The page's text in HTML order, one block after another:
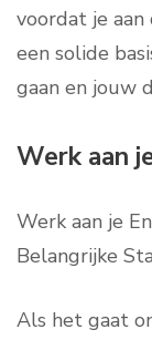
voordat je
een solide
gaan en jouw
Werk aan
Werk aan je
Belangrijke
Als het gaat